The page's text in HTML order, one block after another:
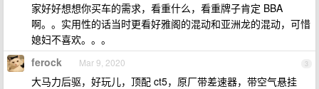
家好好想想你买车的需求，看重什么，看重牌子肯定 BBA
啊。。实用性的话当时更看好雅阁的混动和亚洲龙的混动，可惜
媳妇不喜欢。。。
3
ferock Mar 9, 2020
大马力后驱，好玩儿，顶配 ct5，原厂带差速器，带空气悬挂